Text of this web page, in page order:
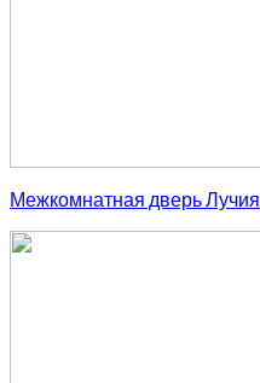
Межкомнатная дверь Лучия